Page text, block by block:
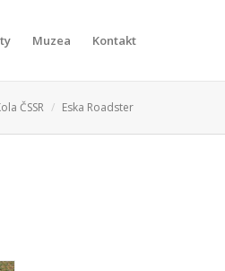
Muzea Kontakt
ČSSR Eska Roadster